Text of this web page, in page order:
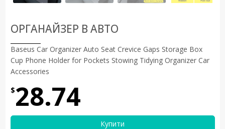
ОРГАНАЙЗЕР В АВТО
Baseus Car Organizer Auto Seat Crevice Gaps Storage Box
Cup Phone Holder for Pockets Stowing Tidying Organizer Car
Accessories
$28.74
Купити